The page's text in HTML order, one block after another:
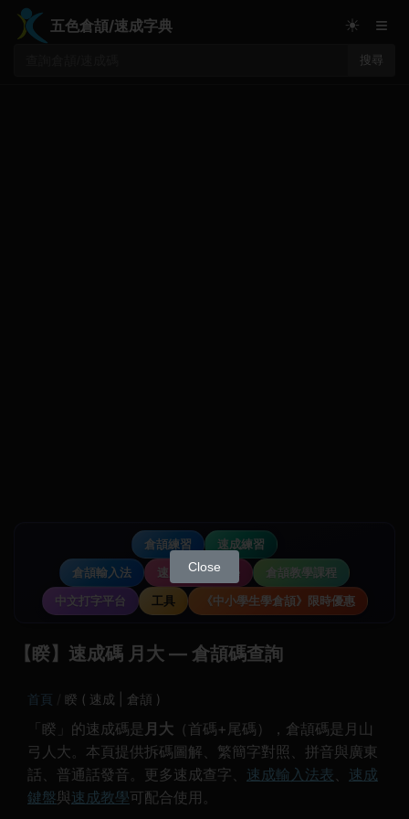
五色倉頡/速成字典
搜尋
☀ ≡
倉頡練習
速成練習
倉頡輸入法
速成輸入法教學
倉頡教學課程
中文打字平台
工具 《中小學生學倉頡》限時優惠
【睽】速成碼 月大 — 倉頡碼查詢
首頁 睽 ( 速成 | 倉頡 )
「睽」的速成碼是 月大 （首碼+尾碼），倉頡碼是月山
弓人大。本頁提供拆碼圖解、繁簡字對照、拼音與廣東
話、普通話發音。更多速成查字、 速成輸入法表、 速成
鍵盤與速成教學可配合使用。
Close